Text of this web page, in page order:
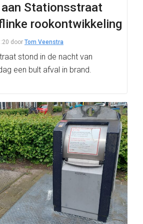
Stationsstraat
rookontwikkeling
door Tom Veenstra
stond in de nacht van
een bult afval in brand.